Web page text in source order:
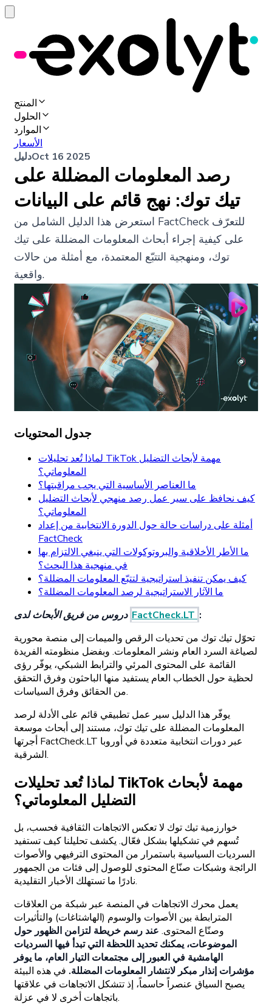
المنتج
الحلول
الموارد
الأسعار
دليلOct 16 2025
رصد المعلومات المضللة على
تيك توك: نهج قائم على البيانات
استعرض هذا الدليل الشامل من FactCheck للتعرّف
على كيفية إجراء أبحاث المعلومات المضللة على تيك
توك، ومنهجية التتبّع المعتمدة، مع أمثلة من حالات
واقعية.
جدول المحتويات
لماذا تُعد تحليلات TikTok مهمة لأبحاث التضليل
المعلوماتي؟
ما العناصر الأساسية التي يجب مراقبتها؟
كيف نحافظ على سير عمل رصد منهجي لأبحاث التضليل
المعلوماتي؟
أمثلة على دراسات حالة حول الدورة الانتخابية من إعداد
FactCheck
ما الأطر الأخلاقية والبروتوكولات التي ينبغي الالتزام بها
في منهجية هذا البحث؟
كيف يمكن تنفيذ استراتيجية لتتبّع المعلومات المضللة؟
ما الآثار الاستراتيجية لرصد المعلومات المضللة؟
دروس من فريق الأبحاث لدى FactCheck.LT :
تحوّل تيك توك من تحديات الرقص والميمات إلى منصة محورية
لصياغة السرد العام ونشر المعلومات. وبفضل منظومته الفريدة
القائمة على المحتوى المرئي والترابط الشبكي، يوفّر رؤى
لحظية حول الخطاب العام يستفيد منها الباحثون وفرق التحقق
من الحقائق وفرق السياسات.
يوفّر هذا الدليل سير عمل تطبيقي قائم على الأدلة لرصد
المعلومات المضللة على تيك توك، مستند إلى أبحاث موسعة
أجرتها FactCheck.LT عبر دورات انتخابية متعددة في أوروبا
الشرقية.
لماذا تُعد تحليلات TikTok مهمة لأبحاث
التضليل المعلوماتي؟
خوارزمية تيك توك لا تعكس الاتجاهات الثقافية فحسب، بل
تُسهم في تشكيلها بشكل فعّال. يكشف تحليلنا كيف تستفيد
السرديات السياسية باستمرار من المحتوى الترفيهي والأصوات
الرائجة وشبكات صنّاع المحتوى للوصول إلى فئات من الجمهور
نادرًا ما تستهلك الأخبار التقليدية.
يعمل محرك الاتجاهات في المنصة عبر شبكة من العلاقات
المترابطة بين الأصوات والوسوم (الهاشتاغات) والتأثيرات
وصنّاع المحتوى. عند رسم خريطة لتزامن الظهور حول
الموضوعات، يمكنك تحديد اللحظة التي تبدأ فيها السرديات
الهامشية في العبور إلى مجتمعات التيار العام، ما يوفر
مؤشرات إنذار مبكر لانتشار المعلومات المضللة. في هذه البيئة
يصبح السياق عنصراً حاسماً، إذ تتشكل الاتجاهات في علاقتها
باتجاهات أخرى لا في عزلة.